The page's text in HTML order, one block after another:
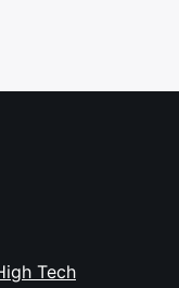
Tech